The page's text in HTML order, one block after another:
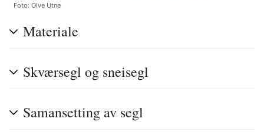
Foto: Olve Utne
Materiale
Skværsegl og sneisegl
Samansetting av segl